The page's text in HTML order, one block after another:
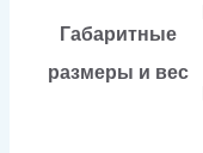
Габаритные
размеры и вес